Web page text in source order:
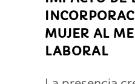
MUJER AL
LABORAL